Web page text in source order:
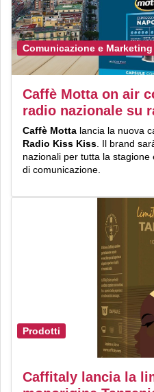
Comunicazione e Marketing
Caffè Motta on air
radio nazionale su
Caffè Motta lancia la nuova
Radio Kiss Kiss . Il brand
nazionali per tutta la
di comunicazione.
Prodotti
Caffitaly lancia la